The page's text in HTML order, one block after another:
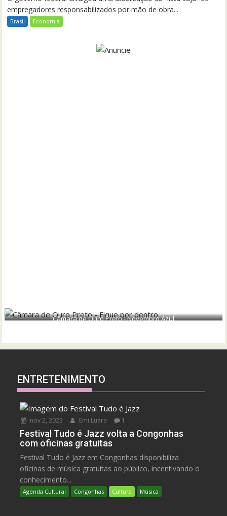
empregadores responsabilizados por mão de obra...
Brasil Economia
Câmara de Ouro Preto - Novembro Azul
ENTRETENIMENTO
nov 2, 2023 Emi Luara 1
Festival Tudo é Jazz volta a Congonhas
com oficinas gratuitas
Festival Tudo é Jazz em Congonhas disponibiliza
oficinas de música gratuitas ao público, incentivando o
conhecimento...
Agenda Cultural Congonhas Cultura Música